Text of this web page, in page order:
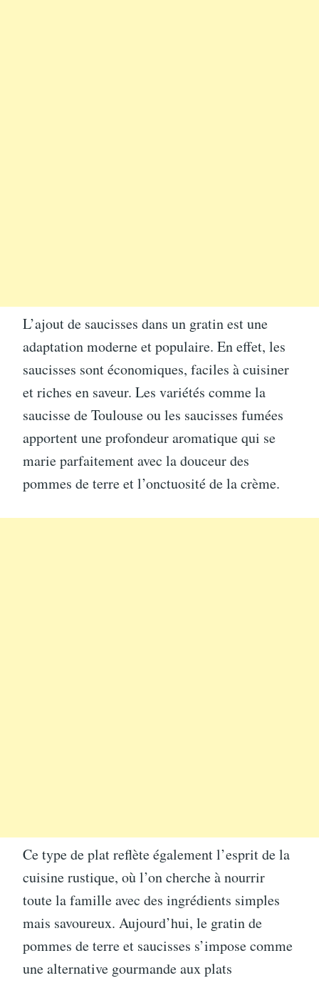
L’ajout de saucisses dans un gratin est une
adaptation moderne et populaire. En effet, les
saucisses sont économiques, faciles à cuisiner
et riches en saveur. Les variétés comme la
saucisse de Toulouse ou les saucisses fumées
apportent une profondeur aromatique qui se
marie parfaitement avec la douceur des
pommes de terre et l’onctuosité de la crème.
Ce type de plat reflète également l’esprit de la
cuisine rustique, où l’on cherche à nourrir
toute la famille avec des ingrédients simples
mais savoureux. Aujourd’hui, le gratin de
pommes de terre et saucisses s’impose comme
une alternative gourmande aux plats